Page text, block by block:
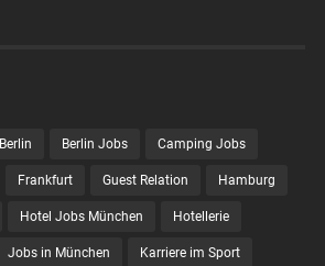
Berlin Berlin Jobs Camping Jobs
Frankfurt Guest Relation Hamburg
Hotel Jobs München Hotellerie
Jobs in München Karriere im Sport